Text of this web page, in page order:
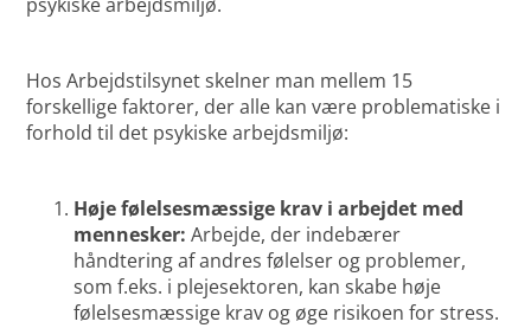
Hos Arbejdstilsynet skelner man mellem 15
forskellige faktorer, der alle kan være problematiske i
forhold til det psykiske arbejdsmiljø:
Høje følelsesmæssige krav i arbejdet med
mennesker:Arbejde, der indebærer
håndtering af andres følelser og problemer,
som f.eks. i plejesektoren, kan skabe høje
følelsesmæssige krav og øge risikoen for stress.